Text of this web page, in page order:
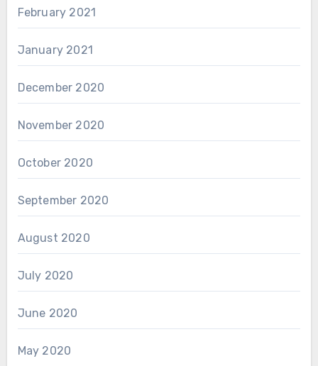
February 2021
January 2021
December 2020
November 2020
October 2020
September 2020
August 2020
July 2020
June 2020
May 2020